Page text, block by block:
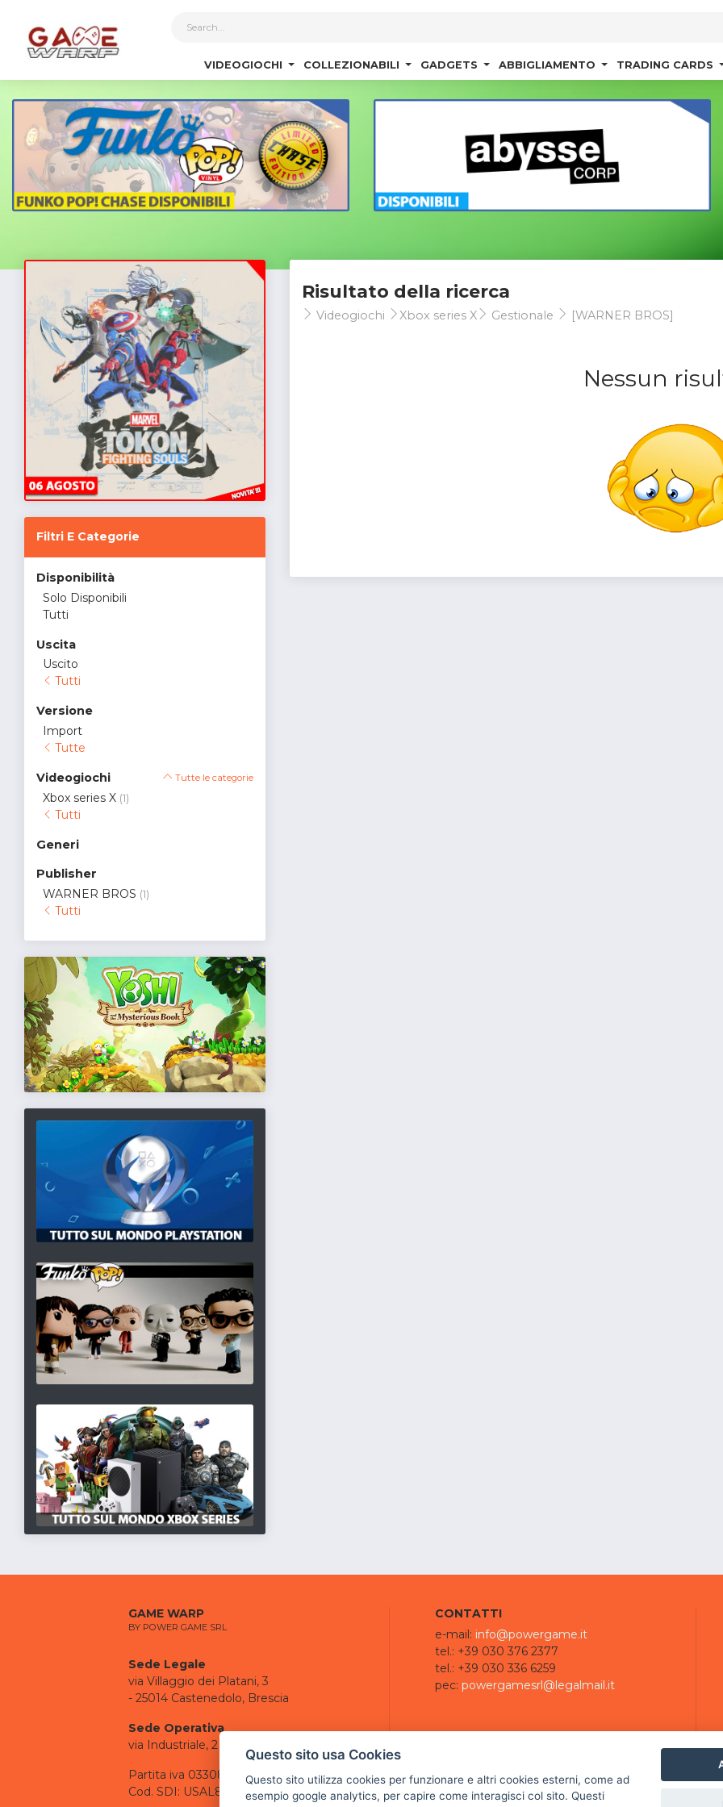
VIDEOGIOCHI COLLEZIONABILI GADGETS ABBIGLIAMENTO TRADING CARDS
Filtri E Categorie
Disponibilità
Solo Disponibili
Tutti
Uscita
Uscito
Tutti
Versione
Import
Tutte
Videogiochi Tutte le categorie
Xbox series X (1)
Tutti
Generi
Publisher
WARNER BROS (1)
Tutti
Risultato della ricerca
Videogiochi Xbox series X Gestionale [WARNER BROS]
Nessun
GAME WARP
BY POWER GAME SRL
Sede Legale
via Villaggio dei Platani, 3
- 25014 Castenedolo, Brescia
Sede Operativa
via Industriale, 2 - 25082 Botticino, BS
Partita iva 03308130982
Cod. SDI: USAL8PV
CONTATTI
e-mail: info@powergame.it
tel.: +39 030 376 2377
tel.: +39 030 336 6259
pec: powergamesrl@legalmail.it
Questo sito usa Cookies
Questo sito utilizza cookies per funzionare e altri cookies esterni, come ad
esempio google analytics, per capire come interagisci col sito. Questi